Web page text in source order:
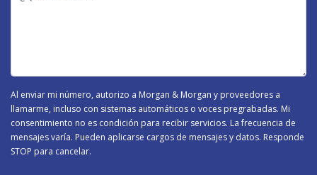
Al enviar mi número, autorizo a Morgan & Morgan y proveedores a
llamarme, incluso con sistemas automáticos o voces pregrabadas. Mi
consentimiento no es condición para recibir servicios. La frecuencia de
mensajes varía. Pueden aplicarse cargos de mensajes y datos. Responde
STOP para cancelar.